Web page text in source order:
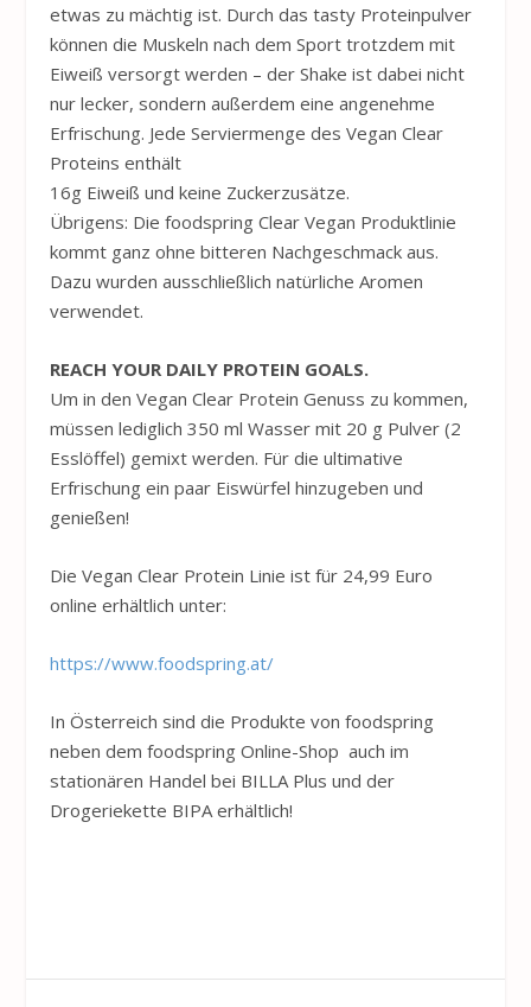
etwas zu mächtig ist. Durch das tasty Proteinpulver
können die Muskeln nach dem Sport trotzdem mit
Eiweiß versorgt werden – der Shake ist dabei nicht
nur lecker, sondern außerdem eine angenehme
Erfrischung. Jede Serviermenge des Vegan Clear
Proteins enthält
16g Eiweiß und keine Zuckerzusätze.
Übrigens: Die foodspring Clear Vegan Produktlinie
kommt ganz ohne bitteren Nachgeschmack aus.
Dazu wurden ausschließlich natürliche Aromen
verwendet.
REACH YOUR DAILY PROTEIN GOALS.
Um in den Vegan Clear Protein Genuss zu kommen,
müssen lediglich 350 ml Wasser mit 20 g Pulver (2
Esslöffel) gemixt werden. Für die ultimative
Erfrischung ein paar Eiswürfel hinzugeben und
genießen!
Die Vegan Clear Protein Linie ist für 24,99 Euro
online erhältlich unter:
https://www.foodspring.at/
In Österreich sind die Produkte von foodspring
neben dem foodspring Online-Shop auch im
stationären Handel bei BILLA Plus und der
Drogeriekette BIPA erhältlich!